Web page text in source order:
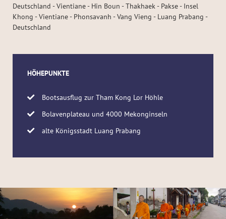
Deutschland - Vientiane - Hin Boun - Thakhaek - Pakse - Insel
Khong - Vientiane - Phonsavanh - Vang Vieng - Luang Prabang -
Deutschland
HÖHEPUNKTE
Bootsausflug zur Tham Kong Lor Höhle
Bolavenplateau und 4000 Mekonginseln
alte Königsstadt Luang Prabang